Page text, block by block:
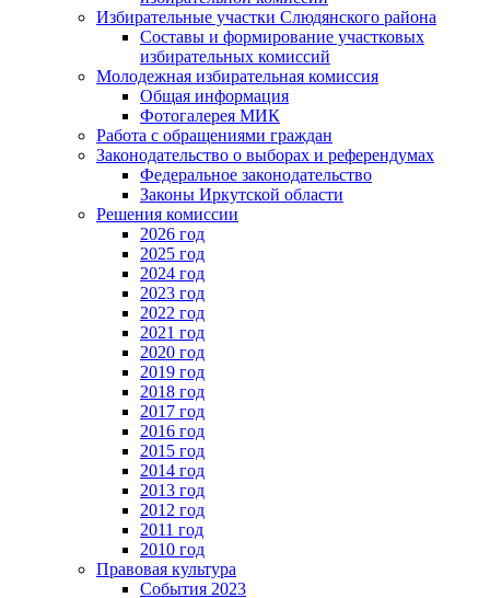
Избирательные участки Слюдянского района
Составы и формирование участковых
избирательных комиссий
Молодежная избирательная комиссия
Общая информация
Фотогалерея МИК
Работа с обращениями граждан
Законодательство о выборах и референдумах
Федеральное законодательство
Законы Иркутской области
Решения комиссии
2026 год
2025 год
2024 год
2023 год
2022 год
2021 год
2020 год
2019 год
2018 год
2017 год
2016 год
2015 год
2014 год
2013 год
2012 год
2011 год
2010 год
Правовая культура
События 2023